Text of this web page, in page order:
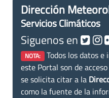
Dirección
Servicios Climáticos
Siguenos en
NOTA: Todos los datos e
este Portal son de
se solicita citar a la
como la fuente de la